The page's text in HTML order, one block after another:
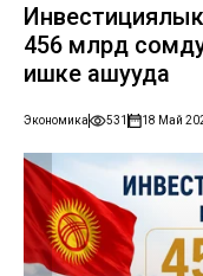
456 млрд
ишке ашууда
Экономика 531 18 Май